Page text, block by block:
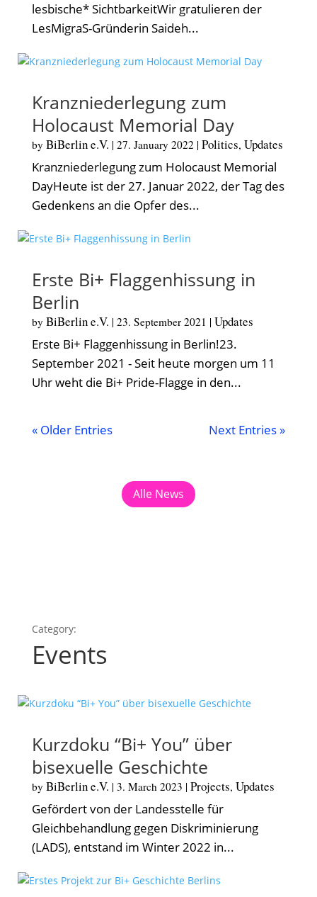
lesbische* SichtbarkeitWir gratulieren der
LesMigraS-Gründerin Saideh...
Kranzniederlegung zum
Holocaust Memorial Day
by BiBerlin e.V. | 27. January 2022 | Politics, Updates
Kranzniederlegung zum Holocaust Memorial
DayHeute ist der 27. Januar 2022, der Tag des
Gedenkens an die Opfer des...
Erste Bi+ Flaggenhissung in
Berlin
by BiBerlin e.V. | 23. September 2021 | Updates
Erste Bi+ Flaggenhissung in Berlin!23.
September 2021 - Seit heute morgen um 11
Uhr weht die Bi+ Pride-Flagge in den...
« Older Entries Next Entries »
Alle News
Events
Kurzdoku “Bi+ You” über
bisexuelle Geschichte
by BiBerlin e.V. | 3. March 2023 | Projects, Updates
Gefördert von der Landesstelle für
Gleichbehandlung gegen Diskriminierung
(LADS), entstand im Winter 2022 in...